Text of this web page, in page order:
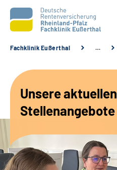
Unsere Angebote
Karriere
Fachklinik Eußerthal …
Unsere aktuellen
Stellenangebote